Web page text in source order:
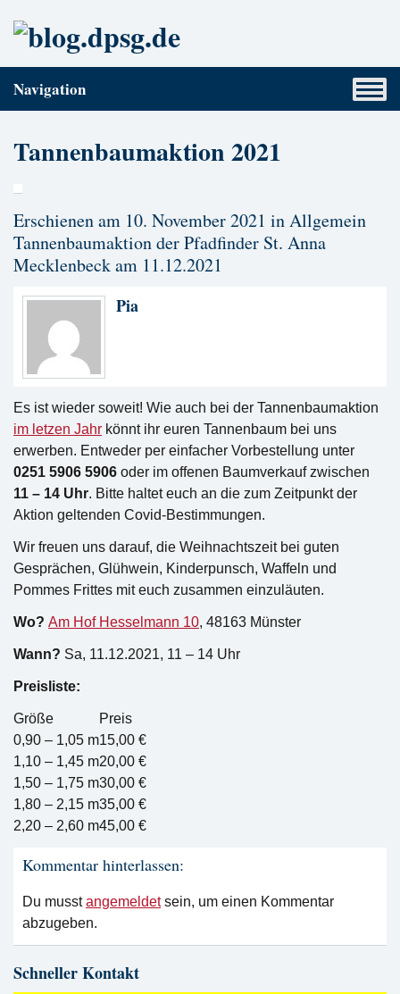
Navigation
Tannenbaumaktion 2021
Erschienen am 10. November 2021 inAllgemein
Tannenbaumaktion der Pfadfinder St. Anna
Mecklenbeck am 11.12.2021
Pia
Es ist wieder soweit! Wie auch bei der Tannenbaumaktion
im letzen Jahr könnt ihr euren Tannenbaum bei uns
erwerben. Entweder per einfacher Vorbestellung unter
0251 5906 5906 oder im offenen Baumverkauf zwischen
11 – 14 Uhr. Bitte haltet euch an die zum Zeitpunkt der
Aktion geltenden Covid-Bestimmungen.
Wir freuen uns darauf, die Weihnachtszeit bei guten
Gesprächen, Glühwein, Kinderpunsch, Waffeln und
Pommes Frittes mit euch zusammen einzuläuten.
Wo? Am Hof Hesselmann 10, 48163 Münster
Wann? Sa, 11.12.2021, 11 – 14 Uhr
Preisliste:
Größe
Preis
0,90 – 1,05 m15,00 €
1,10 – 1,45 m20,00 €
1,50 – 1,75 m30,00 €
1,80 – 2,15 m35,00 €
2,20 – 2,60 m45,00 €
Kommentar hinterlassen:
Du musstangemeldetsein, um einen Kommentar
abzugeben.
Schneller Kontakt